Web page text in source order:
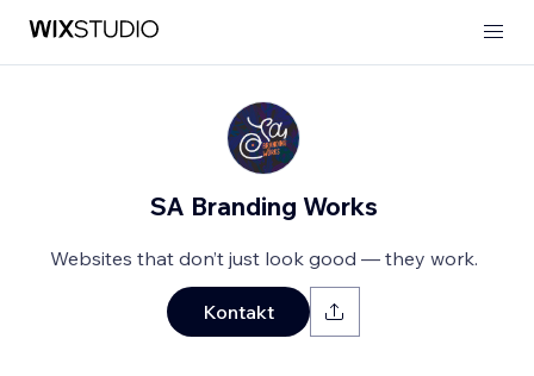
SA Branding Works
Websites that don’t just look good — they work.
Kontakt